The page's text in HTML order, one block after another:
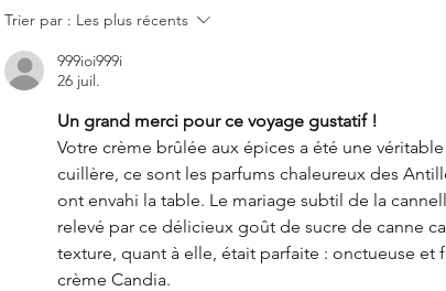
Chips de Dachine (Chou de
chine, Taro) et Beurre de morue
Trier par : Les plus récents
999ioi999i
26 juil.
Un grand merci pour ce voyage gustatif !
Votre crème brûlée aux épices a été une
cuillère, ce sont les parfums chaleureux des
ont envahi la table. Le mariage subtil de la
relevé par ce délicieux goût de sucre de canne
texture, quant à elle, était parfaite : onctueuse et
crème Candia.